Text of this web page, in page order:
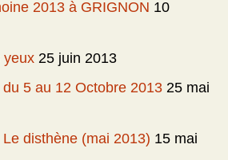
2013 à GRIGNON 10
yeux 25 juin 2013
5 au 12 Octobre 2013 25 mai
Le disthène (mai 2013) 15 mai